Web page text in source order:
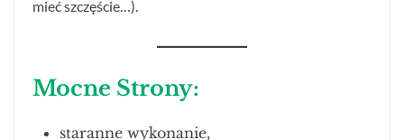
mieć szczęście…).
Mocne Strony:
staranne wykonanie,